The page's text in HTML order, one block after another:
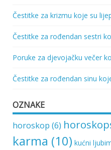
Čestitke za krizmu koje su
Čestitke za rođendan sestri
Poruke za djevojačku večer
Čestitke za rođendan sinu
OZNAKE
horoskop (6)
karma (10) kućni